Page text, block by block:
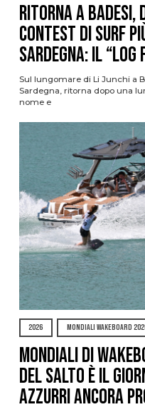
Ritorna a Badesi,
contest di surf
Sardegna: il “Log
Sul lungomare di Li Junchi a
Sardegna, ritorna dopo una
nome e
2026 MONDIALI WAKEBOARD
Mondiali di
del Salto è il
azzurri ancora